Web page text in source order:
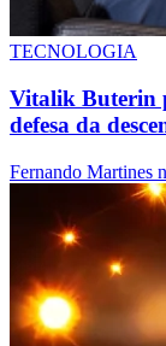
TECNOLOGIA
Vitalik Buterin
defesa da
Fernando Martines